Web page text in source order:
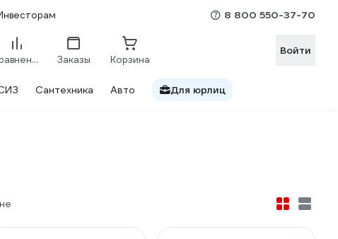
8 800 550-37-70
Сравнение Заказы Корзина
Войти
Сантехника Авто Для юрлиц